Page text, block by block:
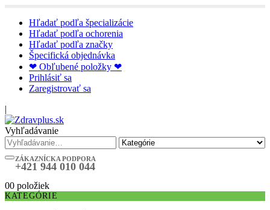
Hľadať podľa špecializácie
Hľadať podľa ochorenia
Hľadať podľa značky
Špecifická objednávka
❤ Obľubené položky ❤
Prihlásiť sa
Zaregistrovať sa
|
Vyhľadávanie
ZÁKAZNÍCKA PODPORA
+421 944 010 044
00 položiek
KATEGÓRIE